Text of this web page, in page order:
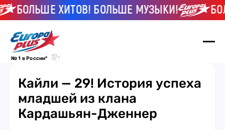
БОЛЬШЕ ХИТОВ! БОЛЬШЕ МУЗЫКИ!
№ 1 в России*
Кайли — 29! История успеха
младшей из клана
Кардашьян-Дженнер